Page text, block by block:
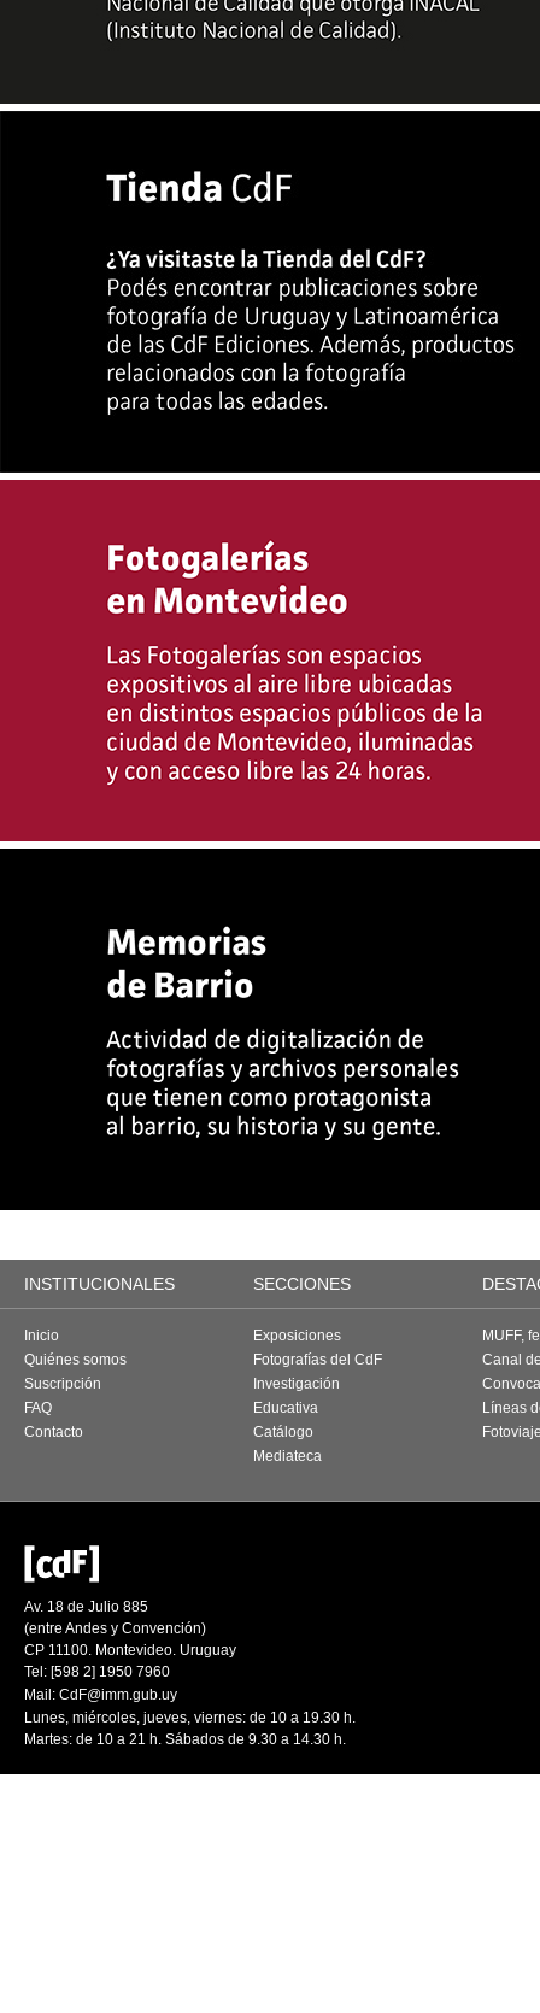
INSTITUCIONALES SECCIONES
Inicio
Quiénes somos
Suscripción
FAQ
Contacto
Exposiciones
Fotografías del CdF
Investigación
Educativa
Catálogo
Mediateca
MUFF,
Canal
Líneas
Av. 18 de Julio 885
(entre Andes y Convención)
CP 11100. Montevideo. Uruguay
Tel: [598 2] 1950 7960
Mail: CdF@imm.gub.uy
Lunes, miércoles, jueves, viernes: de 10 a 19.30 h.
Martes: de 10 a 21 h. Sábados de 9.30 a 14.30 h.